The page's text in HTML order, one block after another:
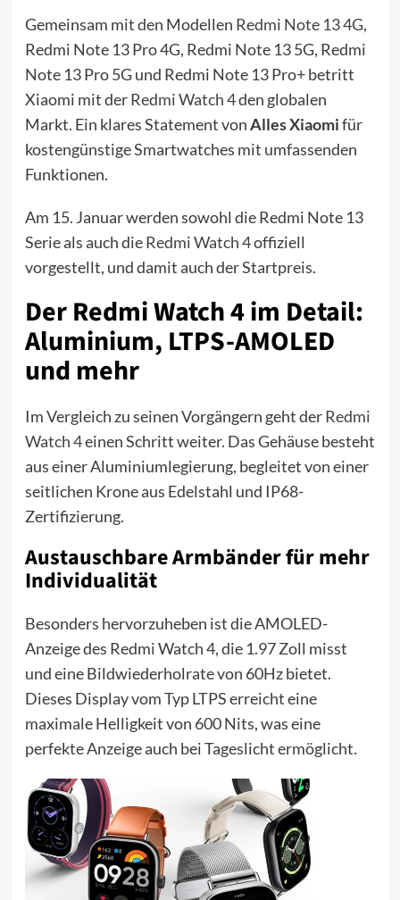
Gemeinsam mit den Modellen Redmi Note 13 4G,
Redmi Note 13 Pro 4G, Redmi Note 13 5G, Redmi
Note 13 Pro 5G und Redmi Note 13 Pro+ betritt
Xiaomi mit derRedmi Watch 4den globalen
Markt. Ein klares Statement vonAlles Xiaomifür
kostengünstige Smartwatches mit umfassenden
Funktionen.
Am 15. Januar werden sowohl die Redmi Note 13
Serie als auch dieRedmi Watch 4offiziell
vorgestellt, und damit auch der Startpreis.
Der Redmi Watch 4 im Detail:
Aluminium, LTPS-AMOLED
und mehr
Im Vergleich zu seinen Vorgängern geht derRedmi
Watch 4einen Schritt weiter. Das Gehäuse besteht
aus einer Aluminiumlegierung, begleitet von einer
seitlichen Krone aus Edelstahl und IP68-
Zertifizierung.
Austauschbare Armbänder für mehr
Individualität
Besonders hervorzuheben ist die AMOLED-
Anzeige des Redmi Watch 4, die 1.97 Zoll misst
und eine Bildwiederholrate von 60Hz bietet.
Dieses Display vom Typ LTPS erreicht eine
maximale Helligkeit von 600 Nits, was eine
perfekte Anzeige auch bei Tageslicht ermöglicht.